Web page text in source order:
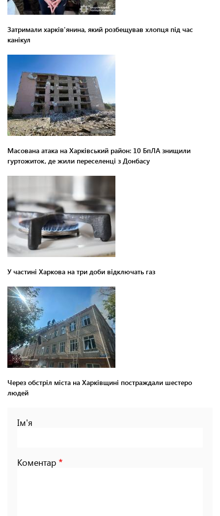
Затримали харків'янина, який розбещував хлопця під час
канікул
Масована атака на Харківський район: 10 БпЛА знищили
гуртожиток, де жили переселенці з Донбасу
У частині Харкова на три доби відключать газ
Через обстріл міста на Харківщині постраждали шестеро
людей
Ім'я
Коментар